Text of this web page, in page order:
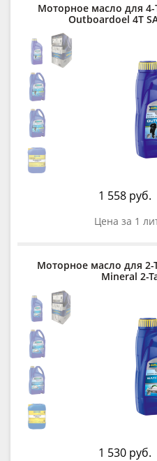
Моторное масло для 4-
Outboardoel 4T
1 558 руб.
Цена за 1
Моторное масло для 2-
Mineral 2-
1 530 руб.